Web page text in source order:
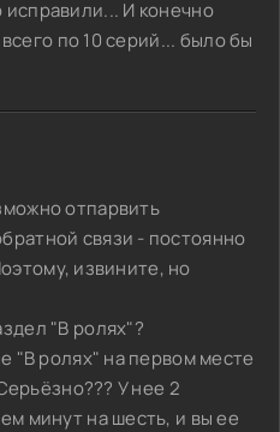
И конечно
по 10 серий... было бы
отпарвить
связи - постоянно
извините, но
"В ролях"?
"В ролях" на первом месте
У нее 2
минут на шесть, и вы ее